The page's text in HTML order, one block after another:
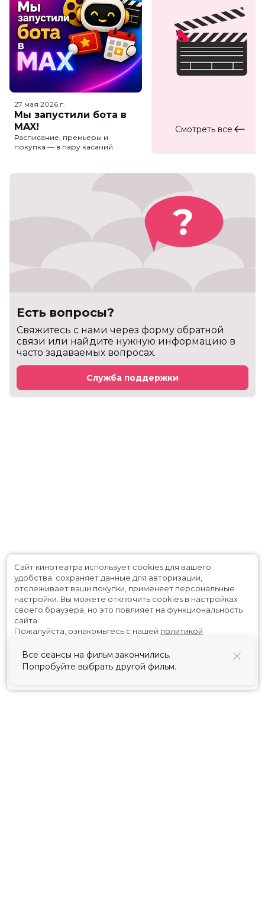
27 мая 2026 г.
Мы запустили бота в
MAX!
Расписание, премьеры и
покупка — в пару касаний.
Смотреть все
Есть вопросы?
Cвяжитесь с нами через форму обратной
связи или найдите нужную информацию в
часто задаваемых вопросах.
Служба поддержки
Все сеансы на фильм закончились.
Попробуйте выбрать другой фильм.
Сайт кинотеатра использует cookies для вашего
удобства: сохраняет данные для авторизации,
отслеживает ваши покупки, применяет персональные
настройки. Вы можете отключить cookies в настройках
своего браузера, но это повлияет на функциональность
сайта.
Пожалуйста, ознакомьтесь с нашей политикой
Принять